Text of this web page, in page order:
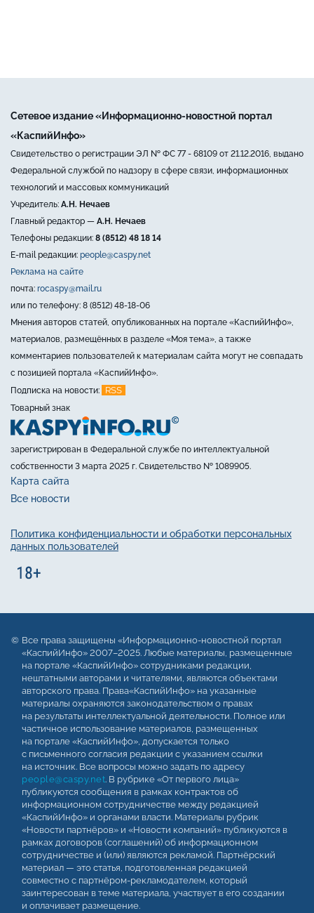
Сетевое издание «Информационно-новостной портал
«КаспийИнфо»
Свидетельство о регистрации ЭЛ № ФС 77 - 68109 от 21.12.2016, выдано
Федеральной службой по надзору в сфере связи, информационных
технологий и массовых коммуникаций
Учредитель: А.Н. Нечаев
Главный редактор — А.Н. Нечаев
Телефоны редакции: 8 (8512) 48 18 14
E-mail редакции: people@caspy.net
Реклама на сайте
почта: rocaspy@mail.ru
или по телефону: 8 (8512) 48-18-06
Мнения авторов статей, опубликованных на портале «КаспийИнфо»,
материалов, размещённых в разделе «Моя тема», а также
комментариев пользователей к материалам сайта могут не совпадать
с позицией портала «КаспийИнфо».
Подписка на новости:
RSS
Товарный знак
зарегистрирован в Федеральной службе по интеллектуальной
собственности 3 марта 2025 г. Свидетельство № 1089905.
Карта сайта
Все новости
Политика конфиденциальности и обработки персональных
данных пользователей
Все права защищены «Информационно-новостной портал
«КаспийИнфо» 2007–2025. Любые материалы, размещенные
на портале «КаспийИнфо» сотрудниками редакции,
нештатными авторами и читателями, являются объектами
авторского права. Права«КаспийИнфо» на указанные
материалы охраняются законодательством о правах
на результаты интеллектуальной деятельности. Полное или
частичное использование материалов, размещенных
на портале «КаспийИнфо», допускается только
с письменного согласия редакции с указанием ссылки
на источник. Все вопросы можно задать по адресу
people@caspy.net. В рубрике «От первого лица»
публикуются сообщения в рамках контрактов об
информационном сотрудничестве между редакцией
«КаспийИнфо» и органами власти. Материалы рубрик
«Новости партнёров» и «Новости компаний» публикуются в
рамках договоров (соглашений) об информационном
сотрудничестве и (или) являются рекламой. Партнёрский
материал — это статья, подготовленная редакцией
совместно с партнёром-рекламодателем, который
заинтересован в теме материала, участвует в его создании
и оплачивает размещение.